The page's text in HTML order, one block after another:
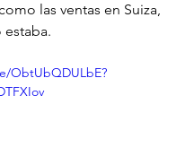
las ventas en Suiza,
ObtUbQDULbE?